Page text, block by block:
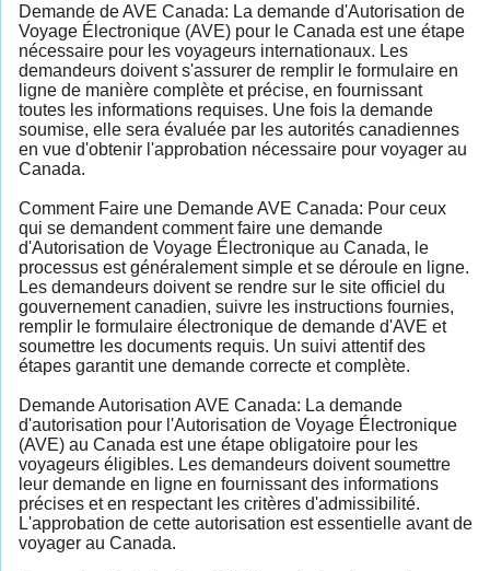
Demande de AVE Canada: La demande d'Autorisation de
Voyage Électronique (AVE) pour le Canada est une étape
nécessaire pour les voyageurs internationaux. Les
demandeurs doivent s'assurer de remplir le formulaire en
ligne de manière complète et précise, en fournissant
toutes les informations requises. Une fois la demande
soumise, elle sera évaluée par les autorités canadiennes
en vue d'obtenir l'approbation nécessaire pour voyager au
Canada.
Comment Faire une Demande AVE Canada: Pour ceux
qui se demandent comment faire une demande
d'Autorisation de Voyage Électronique au Canada, le
processus est généralement simple et se déroule en ligne.
Les demandeurs doivent se rendre sur le site officiel du
gouvernement canadien, suivre les instructions fournies,
remplir le formulaire électronique de demande d'AVE et
soumettre les documents requis. Un suivi attentif des
étapes garantit une demande correcte et complète.
Demande Autorisation AVE Canada: La demande
d'autorisation pour l'Autorisation de Voyage Électronique
(AVE) au Canada est une étape obligatoire pour les
voyageurs éligibles. Les demandeurs doivent soumettre
leur demande en ligne en fournissant des informations
précises et en respectant les critères d'admissibilité.
L'approbation de cette autorisation est essentielle avant de
voyager au Canada.